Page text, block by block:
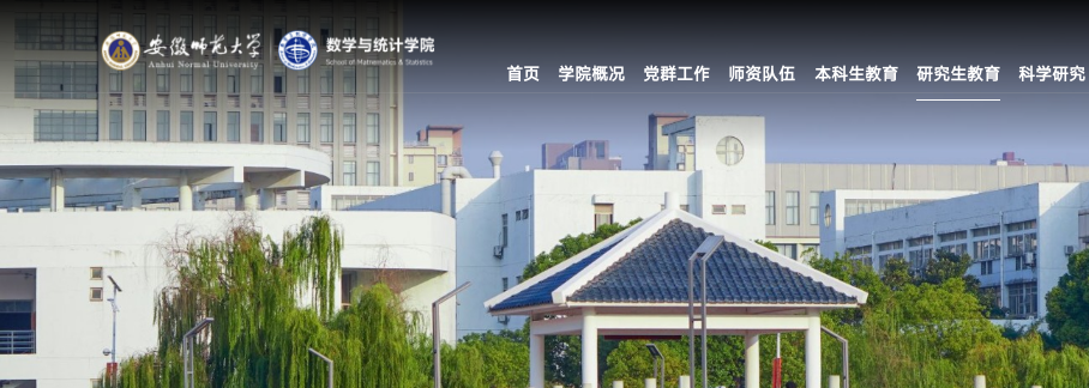
首页 学院概况 党群工作 师资队伍 本科生教育 研究生教育 科学研究